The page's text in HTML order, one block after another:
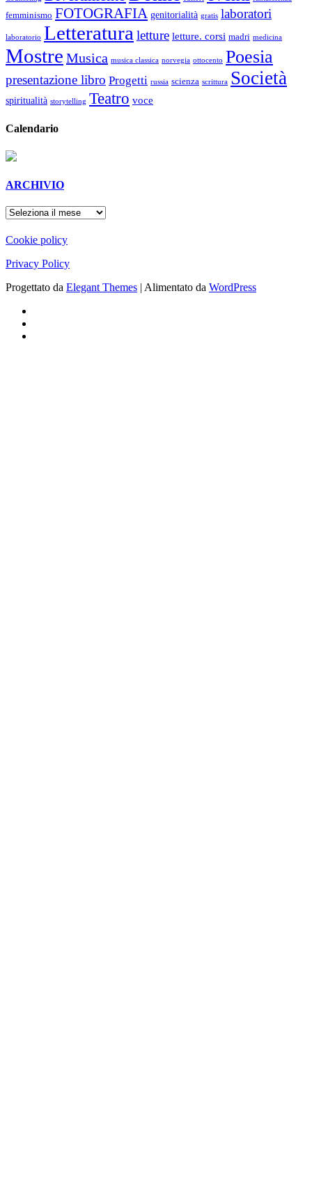
femminismo FOTOGRAFIA genitorialità gratis laboratori
laboratorio Letteratura letture letture. corsi madri medicina
Mostre Musica musica classica norvegia ottocento Poesia
presentazione libro Progetti russia scienza scrittura Società
spiritualità storytelling Teatro voce
Calendario
ARCHIVIO
ARCHIVIO
Cookie policy
Privacy Policy
Progettato da Elegant Themes | Alimentato da WordPress